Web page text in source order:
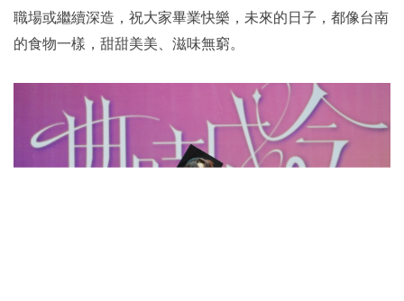
職場或繼續深造，祝大家畢業快樂，未來的日子，都像台南
的食物一樣，甜甜美美、滋味無窮。